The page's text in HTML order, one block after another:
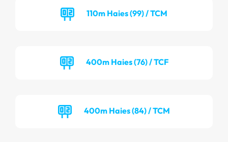
110m Haies (99) / TCM
400m Haies (76) / TCF
400m Haies (84) / TCM